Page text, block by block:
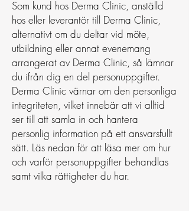
Som kund hos Derma Clinic, anställd
hos eller leverantör till Derma Clinic,
alternativt om du deltar vid möte,
utbildning eller annat evenemang
arrangerat av Derma Clinic, så lämnar
du ifrån dig en del personuppgifter.
Derma Clinic värnar om den personliga
integriteten, vilket innebär att vi alltid
ser till att samla in och hantera
personlig information på ett ansvarsfullt
sätt. Läs nedan för att läsa mer om hur
och varför personuppgifter behandlas
samt vilka rättigheter du har.